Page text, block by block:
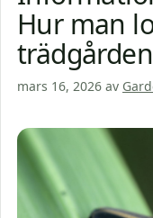
Hur man
trädgården
mars 16, 2026 av